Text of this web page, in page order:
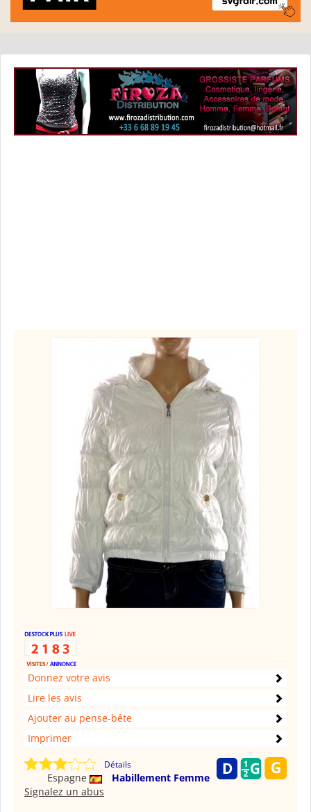
Donnez votre avis
Lire les avis
Ajouter au pense-bête
Imprimer
Détails
Espagne
Habillement Femme
Signalez un abus